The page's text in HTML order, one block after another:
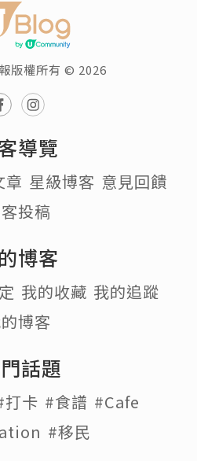
版權所有 © 2026
導覽
章 星級博客 意見回饋
投稿
博客
我的收藏 我的追蹤
博客
話題
打卡 #食譜 #Cafe
#移民